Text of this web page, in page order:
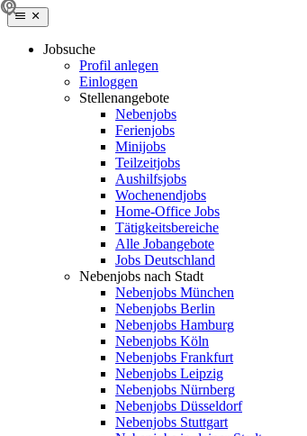
Jobsuche
Profil anlegen
Einloggen
Stellenangebote
Nebenjobs
Ferienjobs
Minijobs
Teilzeitjobs
Aushilfsjobs
Wochenendjobs
Home-Office Jobs
Tätigkeitsbereiche
Alle Jobangebote
Jobs Deutschland
Nebenjobs nach Stadt
Nebenjobs München
Nebenjobs Berlin
Nebenjobs Hamburg
Nebenjobs Köln
Nebenjobs Frankfurt
Nebenjobs Leipzig
Nebenjobs Nürnberg
Nebenjobs Düsseldorf
Nebenjobs Stuttgart